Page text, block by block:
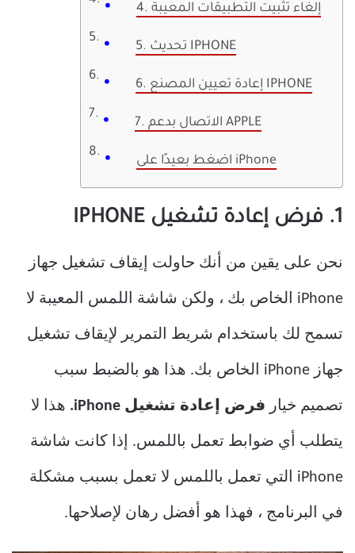
4. إلغاء تثبيت التطبيقات المعيبة
5. تحديث IPHONE
6. إعادة تعيين المصنع IPHONE
7. الاتصال بدعم APPLE
اضغط بعيدًا على iPhone
1. فرض إعادة تشغيل IPHONE
نحن على يقين من أنك حاولت إيقاف تشغيل جهاز
iPhone الخاص بك ، ولكن شاشة اللمس المعيبة لا
تسمح لك باستخدام شريط التمرير لإيقاف تشغيل
جهاز iPhone الخاص بك. هذا هو بالضبط سبب
تصميم خيار فرض إعادة تشغيل iPhone. هذا لا
يتطلب أي ضوابط تعمل باللمس. إذا كانت شاشة
iPhone التي تعمل باللمس لا تعمل بسبب مشكلة
في البرنامج ، فهذا هو أفضل رهان لإصلاحها.